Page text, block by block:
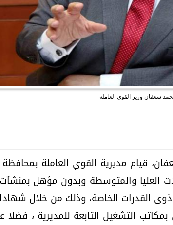
سعفان وزير القوى العاملة
قيام مديرية القوي العاملة
العليا والمتوسطة وبدون مؤهل
، منهم 9 من ذوى القدرات الخاصة، وذلك من خلال
التشغيل التابعة للمديرية ، فضلا